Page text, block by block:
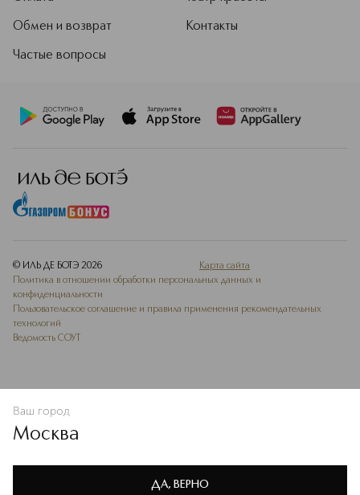
Политике конфиденциальности
Обмен и возврат
Частые вопросы
Контакты
© ИЛЬ ДЕ БОТЭ 2026
Карта сайта
Политика в отношении обработки персональных данных и
конфиденциальности
Пользовательское соглашение и правила применения рекомендательных
технологий
Ведомость СОУТ
Ваш город
Москва
ДА, ВЕРНО